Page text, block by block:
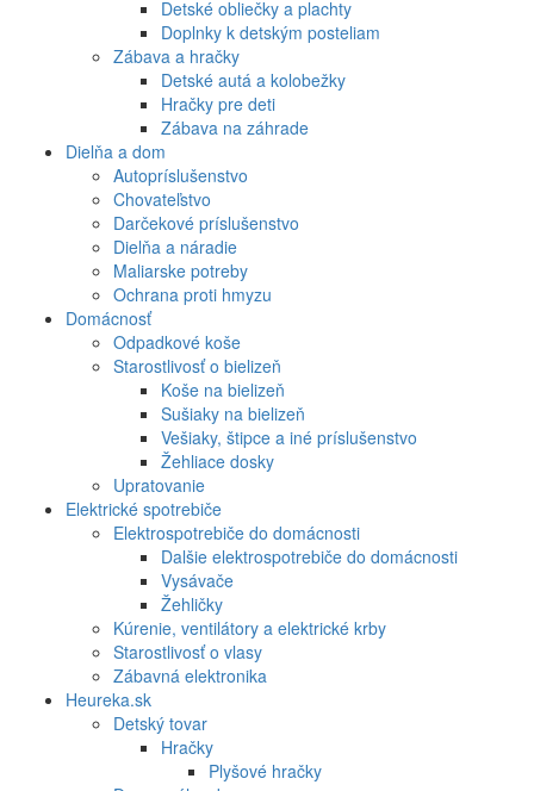
Detské obliečky a plachty
Doplnky k detským posteliam
Zábava a hračky
Detské autá a kolobežky
Hračky pre deti
Zábava na záhrade
Dielňa a dom
Autopríslušenstvo
Chovateľstvo
Darčekové príslušenstvo
Dielňa a náradie
Maliarske potreby
Ochrana proti hmyzu
Domácnosť
Odpadkové koše
Starostlivosť o bielizeň
Koše na bielizeň
Sušiaky na bielizeň
Vešiaky, štipce a iné príslušenstvo
Žehliace dosky
Upratovanie
Elektrické spotrebiče
Elektrospotrebiče do domácnosti
Dalšie elektrospotrebiče do domácnosti
Vysávače
Žehličky
Kúrenie, ventilátory a elektrické krby
Starostlivosť o vlasy
Zábavná elektronika
Heureka.sk
Detský tovar
Hračky
Plyšové hračky